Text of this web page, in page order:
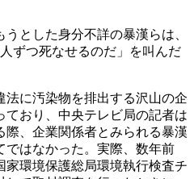
とした身分不詳の暴漢らは、
ずつ死なせるのだ」を叫んだ
に汚染物を排出する沢山の企
おり、中央テレビ局の記者は
際、企業関係者とみられる暴漢
ではなかった。実際、数年前
家環境保護総局環境執行検査チ